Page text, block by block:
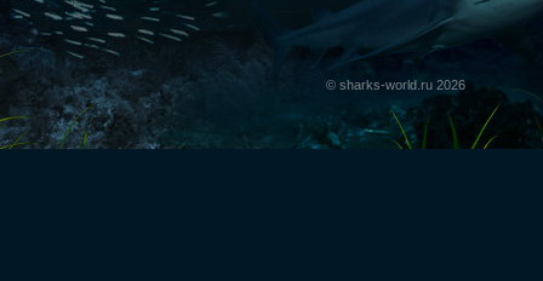
© sharks-world.ru 2026